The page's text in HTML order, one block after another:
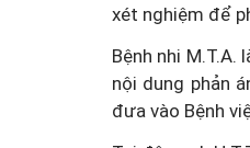
xét nghiệm để
Bệnh nhi
nội dung phản
đưa vào Bệnh